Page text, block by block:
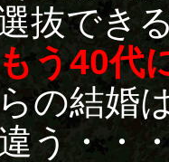
抜でき
う40代
の結婚
う・・